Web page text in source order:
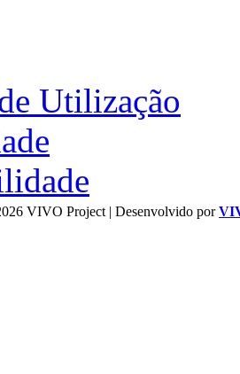
Utilização
VIVO Project | Desenvolvido por